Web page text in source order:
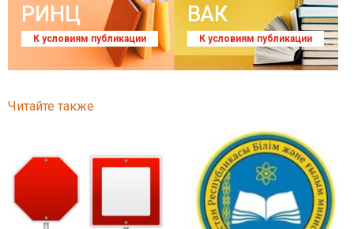
РИНЦ
К условиям публикации
ВАК
К условиям публикации
Читайте также